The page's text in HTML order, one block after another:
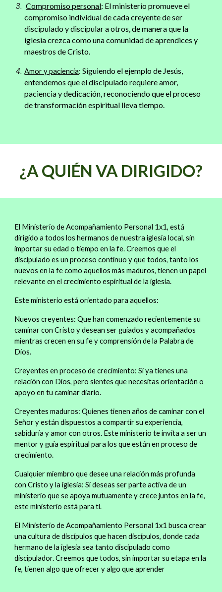
Compromiso personal: El ministerio promueve el
compromiso individual de cada creyente de ser
discipulado y discipular a otros, de manera que la
iglesia crezca como una comunidad de aprendices y
maestros de Cristo.
Amor y paciencia: Siguiendo el ejemplo de Jesús,
entendemos que el discipulado requiere amor,
paciencia y dedicación, reconociendo que el proceso
de transformación espiritual lleva tiempo.
¿A QUIÉN VA DIRIGIDO?
El Ministerio de Acompañamiento Personal 1x1, está
dirigido a todos los hermanos de nuestra iglesia local, sin
importar su edad o tiempo en la fe. Creemos que el
discipulado es un proceso continuo y que todos, tanto los
nuevos en la fe como aquellos más maduros, tienen un papel
relevante en el crecimiento espiritual de la iglesia.
Este ministerio está orientado para aquellos:
Nuevos creyentes: Que han comenzado recientemente su
caminar con Cristo y desean ser guiados y acompañados
mientras crecen en su fe y comprensión de la Palabra de
Dios.
Creyentes en proceso de crecimiento: Si ya tienes una
relación con Dios, pero sientes que necesitas orientación o
apoyo en tu caminar diario.
Creyentes maduros: Quienes tienen años de caminar con el
Señor y están dispuestos a compartir su experiencia,
sabiduría y amor con otros. Este ministerio te invita a ser un
mentor y guía espiritual para los que están en proceso de
crecimiento.
Cualquier miembro que desee una relación más profunda
con Cristo y la iglesia: Si deseas ser parte activa de un
ministerio que se apoya mutuamente y crece juntos en la fe,
este ministerio está para ti.
El Ministerio de Acompañamiento Personal 1x1 busca crear
una cultura de discípulos que hacen discípulos, donde cada
hermano de la iglesia sea tanto discipulado como
discipulador. Creemos que todos, sin importar su etapa en la
fe, tienen algo que ofrecer y algo que aprender